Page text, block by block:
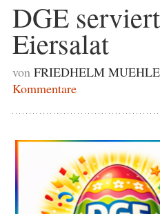
DGE
Eiersalat
von FRIEDHELM
Kommentare